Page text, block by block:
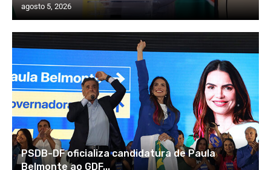
agosto 5, 2026
PSDB-DF oficializa candidatura de Paula
Belmonte ao GDF...